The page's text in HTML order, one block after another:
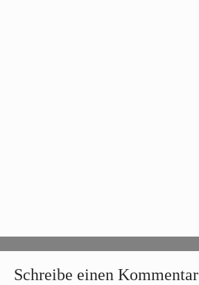
Schreibe einen Kommentar